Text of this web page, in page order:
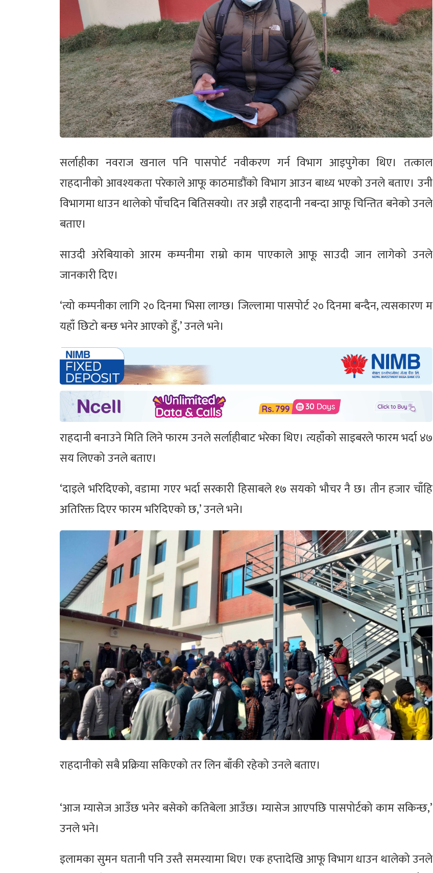
सर्लाहीका नवराज खनाल पनि पासपोर्ट नवीकरण गर्न विभाग आइपुगेका थिए। तत्काल
राहदानीको आवश्यकता परेकाले आफू काठमाडौंको विभाग आउन बाध्य भएको उनले बताए। उनी
विभागमा धाउन थालेको पाँचदिन बितिसक्यो। तर अझै राहदानी नबन्दा आफू चिन्तित बनेको उनले
बताए।
साउदी अरेबियाको आरम कम्पनीमा राम्रो काम पाएकाले आफू साउदी जान लागेको उनले
जानकारी दिए।
‘त्यो कम्पनीका लागि २० दिनमा भिसा लाग्छ। जिल्लामा पासपोर्ट २० दिनमा बन्दैन, त्यसकारण म
यहाँ छिटो बन्छ भनेर आएको हुँ,’ उनले भने।
राहदानी बनाउने मिति लिने फारम उनले सर्लाहीबाट भरेका थिए। त्यहाँको साइबरले फारम भर्दा ४७
सय लिएको उनले बताए।
‘दाइले भरिदिएको, वडामा गएर भर्दा सरकारी हिसाबले १७ सयको भौचर नै छ। तीन हजार चाँहि
अतिरिक्त दिएर फारम भरिदिएको छ,’ उनले भने।
राहदानीको सबै प्रक्रिया सकिएको तर लिन बाँकी रहेको उनले बताए।
‘आज म्यासेज आउँछ भनेर बसेको कतिबेला आउँछ। म्यासेज आएपछि पासपोर्टको काम सकिन्छ,’
उनले भने।
इलामका सुमन घतानी पनि उस्तै समस्यामा थिए। एक हप्तादेखि आफू विभाग धाउन थालेको उनले